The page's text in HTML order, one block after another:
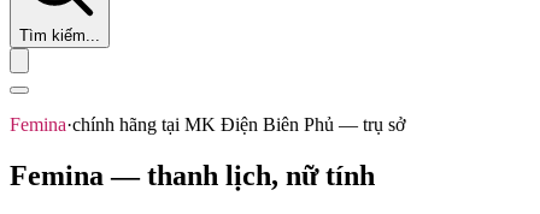
Tìm kiếm...
Femina·chính hãng tại MK Điện Biên Phủ — trụ sở
Femina — thanh lịch, nữ tính